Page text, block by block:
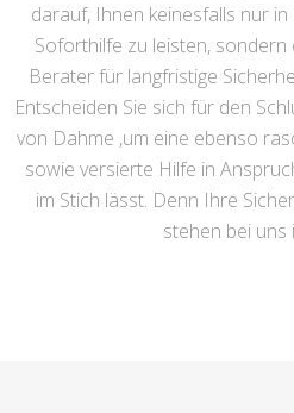
darauf, Ihnen keinesfalls nur
Soforthilfe zu leisten,
Berater für langfristige
Entscheiden Sie sich für den
von Dahme ,um eine ebenso
sowie versierte Hilfe in
im Stich lässt. Denn Ihre
stehen bei uns